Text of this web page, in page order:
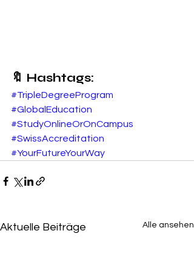
🔖 Hashtags:
#TripleDegreeProgram
#GlobalEducation
#StudyOnlineOrOnCampus
#SwissAccreditation
#YourFutureYourWay
Aktuelle Beiträge Alle ansehen